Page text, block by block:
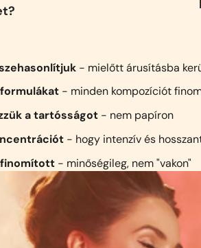
- mielőtt árusításba
- minden kompozíciót
a tartósságot - nem papíron
- hogy intenzív és
finomított - minőségileg, nem "vakon"